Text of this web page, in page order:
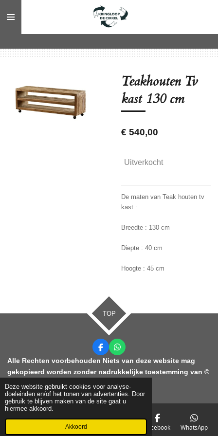
Deze website gebruikt cookies voor analyse-
doeleinden en/of het tonen van advertenties. Door
gebruik te blijven maken van de site gaat u
hiermee akkoord.
Akkoord
direct
hoofdinhoud
Teakhouten Tv
kast 130 cm
€ 540,00
Uitverkocht
De maten van Teak houten tv
kast :
Breedte : 130 cm
Diepte : 40 cm
Hoogte : 45 cm
TOP
F
a
c
e
b
o
o
k
W
h
a
t
s
A
p
p
Alle Rechten voorbehouden Niets van deze website mag
gekopieerd worden zonder nadrukkelijke toestemming van ©
2021 KDC Ontruimingen
Telefoonnummer Facebook WhatsApp